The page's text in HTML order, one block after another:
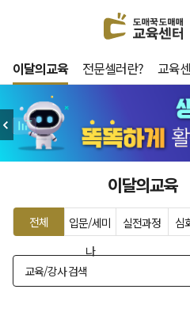
이달의교육 전문셀러란? 교육
이달의교육
전체
입문/세미
나
실전과정 심